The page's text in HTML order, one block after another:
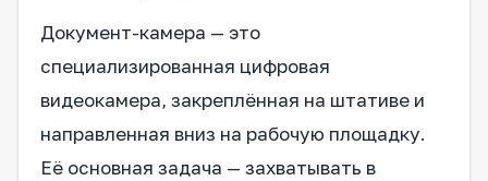
Документ-камера — это
специализированная цифровая
видеокамера, закреплённая на штативе и
направленная вниз на рабочую площадку.
Её основная задача — захватывать в